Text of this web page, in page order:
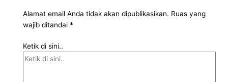
Alamat email Anda tidak akan dipublikasikan. Ruas yang
wajib ditandai *
Ketik di sini..